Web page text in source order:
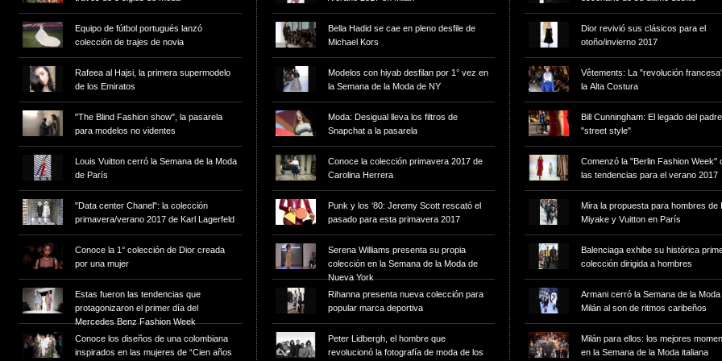
Equipo de fútbol portugués lanzó
colección de trajes de novia
Rafeea al Hajsi, la primera supermodelo
de los Emiratos
"The Blind Fashion show", la pasarela
para modelos no videntes
Louis Vuitton cerró la Semana de la Moda
de París
"Data center Chanel": la colección
primavera/verano 2017 de Karl Lagerfeld
Conoce la 1° colección de Dior creada
por una mujer
Estas fueron las tendencias que
protagonizaron el primer día del
Mercedes Benz Fashion Week
Conoce los diseños de una colombiana
inspirados en las mujeres de “Cien años
Bella Hadid se cae en pleno desfile de
Michael Kors
Modelos con hiyab desfilan por 1° vez en
la Semana de la Moda de NY
Moda: Desigual lleva los filtros de
Snapchat a la pasarela
Conoce la colección primavera 2017 de
Carolina Herrera
Punk y los ‘80: Jeremy Scott rescató el
pasado para esta primavera 2017
Serena Williams presenta su propia
colección en la Semana de la Moda de
Nueva York
Rihanna presenta nueva colección para
popular marca deportiva
Peter Lidbergh, el hombre que
revolucionó la fotografía de moda de los
Dior revivió sus clásicos para el
otoño/invierno 2017
Vêtements: La "revolución
la Alta Costura
Bill Cunningham: El legado del
"street style"
Comenzó la "Berlin Fashion Week"
las tendencias para el verano 2017
Mira la propuesta para hombres de
Miyake y Vuitton en París
Balenciaga exhibe su histórica
colección dirigida a hombres
Armani cerró la Semana de la Moda
Milán al son de ritmos caribeños
Milán para ellos: los mejores
en la Semana de la Moda italiana